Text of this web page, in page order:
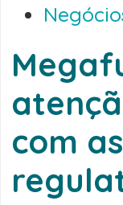
com